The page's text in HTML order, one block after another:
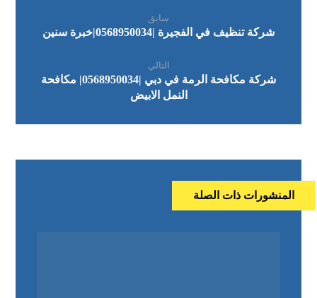
سابق
شركة تنظيف في الفجيرة |0568950034|خبرة سنين
التالي
شركة مكافحة الرمة في دبي |0568950034| مكافحة
النمل الابيض
المنشورات ذات الصلة